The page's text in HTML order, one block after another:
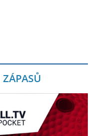
ZÁPASŮ